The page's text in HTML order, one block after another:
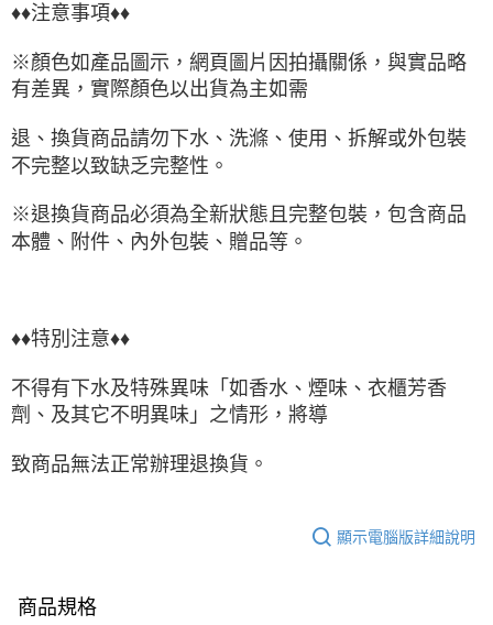
♦♦注意事項♦♦
※顏色如產品圖示，網頁圖片因拍攝關係，與實品略
有差異，實際顏色以出貨為主如需
退、換貨商品請勿下水、洗滌、使用、拆解或外包裝
不完整以致缺乏完整性。
※退換貨商品必須為全新狀態且完整包裝，包含商品
本體、附件、內外包裝、贈品等。
♦♦特別注意♦♦
不得有下水及特殊異味「如香水、煙味、衣櫃芳香
劑、及其它不明異味」之情形，將導
致商品無法正常辦理退換貨。
顯示電腦版詳細說明
商品規格